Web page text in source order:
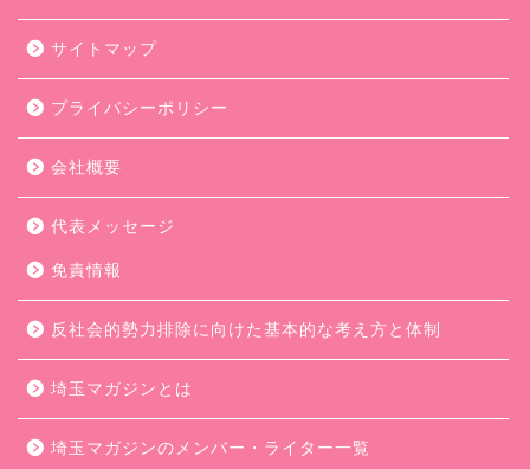
サイトマップ
プライバシーポリシー
会社概要
代表メッセージ
免責情報
反社会的勢力排除に向けた基本的な考え方と体制
埼玉マガジンとは
埼玉マガジンのメンバー・ライター一覧